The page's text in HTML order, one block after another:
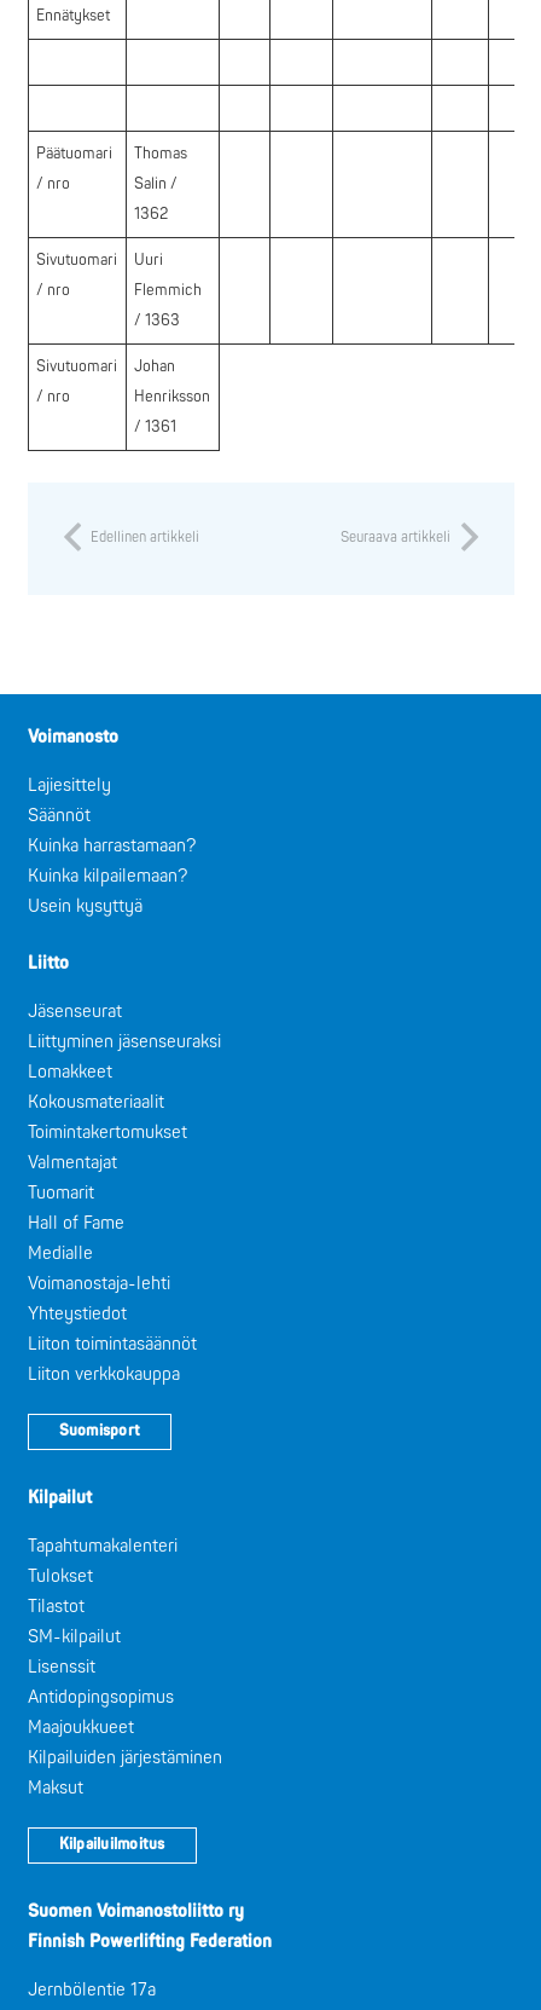
Ennätykset
Päätuomari
/ nro
Thomas
Salin /
1362
Sivutuomari
/ nro
Uuri
Flemmich
/ 1363
Sivutuomari
/ nro
Johan
Henriksson
/ 1361
Edellinen artikkeli Seuraava artikkeli
Voimanosto
Lajiesittely
Säännöt
Kuinka harrastamaan?
Kuinka kilpailemaan?
Usein kysyttyä
Liitto
Jäsenseurat
Liittyminen jäsenseuraksi
Lomakkeet
Kokousmateriaalit
Toimintakertomukset
Valmentajat
Tuomarit
Hall of Fame
Medialle
Voimanostaja-lehti
Yhteystiedot
Liiton toimintasäännöt
Liiton verkkokauppa
Suomisport
Kilpailut
Tapahtumakalenteri
Tulokset
Tilastot
SM-kilpailut
Lisenssit
Antidopingsopimus
Maajoukkueet
Kilpailuiden järjestäminen
Maksut
Kilpailuilmoitus
Suomen Voimanostoliitto ry
Finnish Powerlifting Federation
Jernbölentie 17a